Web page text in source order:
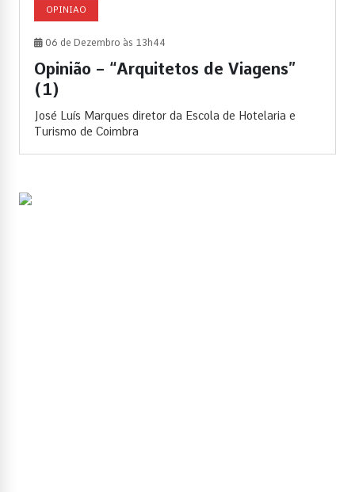
OPINIAO
06 de Dezembro às 13h44
Opinião – “Arquitetos de Viagens”
(1)
José Luís Marques diretor da Escola de Hotelaria e
Turismo de Coimbra